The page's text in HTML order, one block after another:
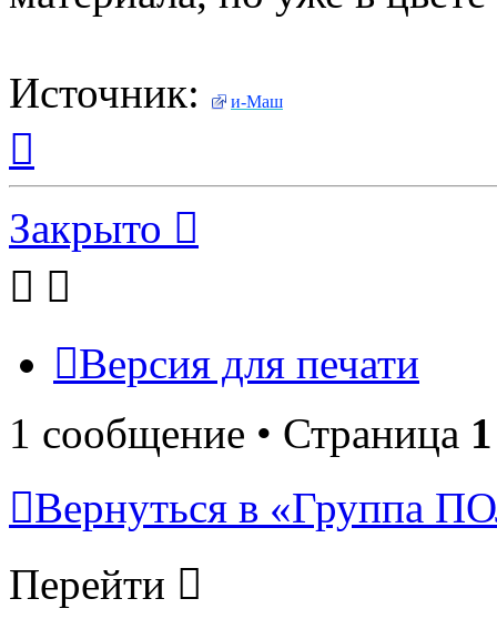
Источник:
и-Маш
началу
Закрыто
Версия для печати
1 сообщение • Страница 1
Вернуться в «Группа
Перейти